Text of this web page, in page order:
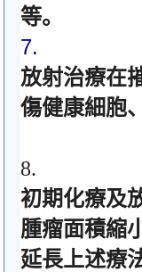
等。
7.
放射治療在
傷健康細胞
8.
初期化療及
腫瘤面積縮
延長上述療